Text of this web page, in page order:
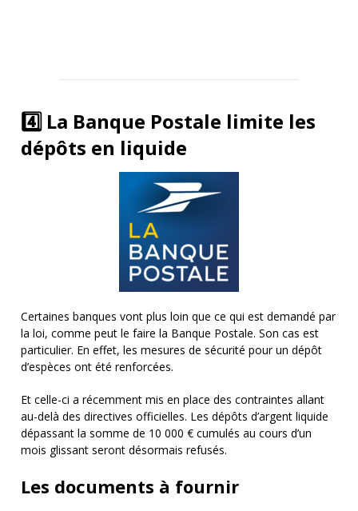
4️⃣ La Banque Postale limite les
dépôts en liquide
Certaines banques vont plus loin que ce qui est demandé par
la loi, comme peut le faire la Banque Postale.Son cas est
particulier. En effet, les mesures de sécurité pour un dépôt
d’espèces ont étérenforcées.
Et celle-ci a récemment mis en place des contraintes allant
au-delà des directives officielles. Les dépôts d’argent liquide
dépassant la somme de 10 000 € cumulés au cours d’un
mois glissant seront désormais refusés.
Les documents à fournir